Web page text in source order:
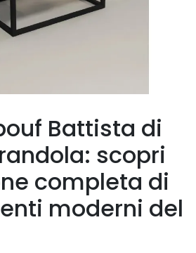
Battista di
scopri
completa di
moderni del